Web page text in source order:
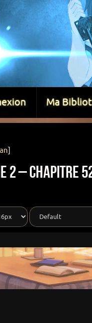
Ma
]
2 – Chapitre